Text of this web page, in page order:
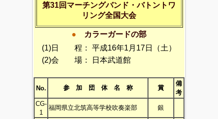
第31回マーチングバンド・バトントワ
リング全国大会
●
カラーガードの部
(1)日 程：
平成16年1月17日（土）
(2)会 場：
日本武道館
No. 参 加 団 体 名 称 賞
備
考
CG-
1
福岡県立北筑高等学校吹奏楽部 銀